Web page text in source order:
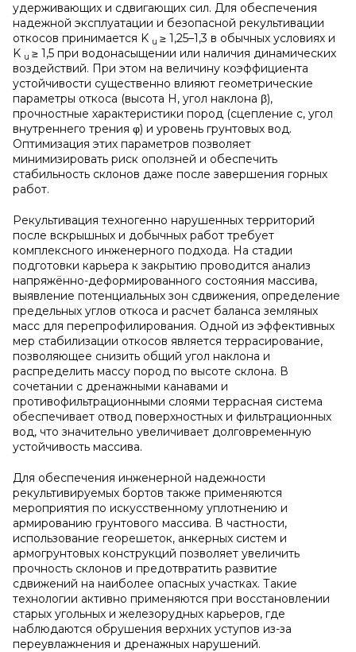
удерживающих и сдвигающих сил. Для обеспечения
надежной эксплуатации и безопасной рекультивации
откосов принимается K u ≥ 1,25–1,3 в обычных условиях и
K u ≥ 1,5 при водонасыщении или наличия динамических
воздействий. При этом на величину коэффициента
устойчивости существенно влияют геометрические
параметры откоса (высота H, угол наклона β),
прочностные характеристики пород (сцепление c, угол
внутреннего трения φ) и уровень грунтовых вод.
Оптимизация этих параметров позволяет
минимизировать риск оползней и обеспечить
стабильность склонов даже после завершения горных
работ.
Рекультивация техногенно нарушенных территорий
после вскрышных и добычных работ требует
комплексного инженерного подхода. На стадии
подготовки карьера к закрытию проводится анализ
напряжённо-деформированного состояния массива,
выявление потенциальных зон сдвижения, определение
предельных углов откоса и расчет баланса земляных
масс для перепрофилирования. Одной из эффективных
мер стабилизации откосов является террасирование,
позволяющее снизить общий угол наклона и
распределить массу пород по высоте склона. В
сочетании с дренажными канавами и
противофильтрационными слоями террасная система
обеспечивает отвод поверхностных и фильтрационных
вод, что значительно увеличивает долговременную
устойчивость массива.
Для обеспечения инженерной надежности
рекультивируемых бортов также применяются
мероприятия по искусственному уплотнению и
армированию грунтового массива. В частности,
использование георешеток, анкерных систем и
армогрунтовых конструкций позволяет увеличить
прочность склонов и предотвратить развитие
сдвижений на наиболее опасных участках. Такие
технологии активно применяются при восстановлении
старых угольных и железорудных карьеров, где
наблюдаются обрушения верхних уступов из-за
переувлажнения и дренажных нарушений.